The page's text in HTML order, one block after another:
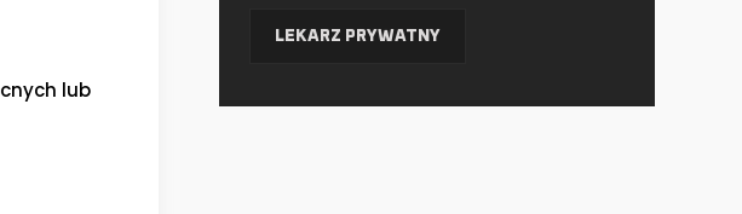
lub
LEKARZ PRYWATNY